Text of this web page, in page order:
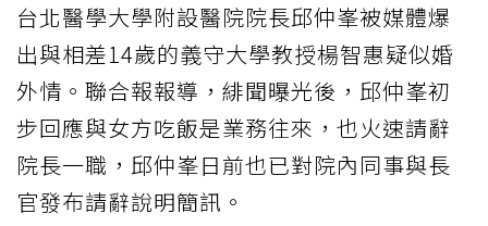
台北醫學大學附設醫院院長邱仲峯被媒體爆
出與相差14歲的義守大學教授楊智惠疑似婚
外情。聯合報報導，緋聞曝光後，邱仲峯初
步回應與女方吃飯是業務往來，也火速請辭
院長一職，邱仲峯日前也已對院內同事與長
官發布請辭說明簡訊。